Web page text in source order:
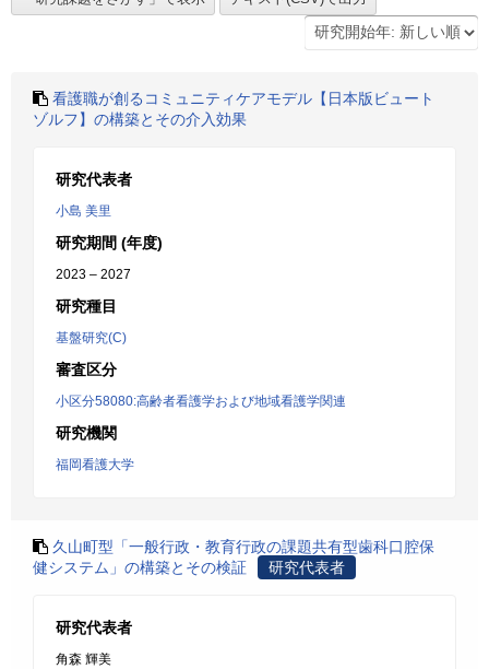
看護職が創るコミュニティケアモデル【日本版ビュート
ゾルフ】の構築とその介入効果
研究代表者
小島 美里
研究期間 (年度)
2023 – 2027
研究種目
基盤研究(C)
審査区分
小区分58080:高齢者看護学および地域看護学関連
研究機関
福岡看護大学
久山町型「一般行政・教育行政の課題共有型歯科口腔保
健システム」の構築とその検証
研究代表者
研究代表者
角森 輝美